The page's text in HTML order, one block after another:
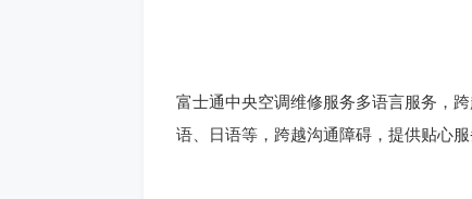
富士通中央空调维修服务多语言服务，
语、日语等，跨越沟通障碍，提供贴心服